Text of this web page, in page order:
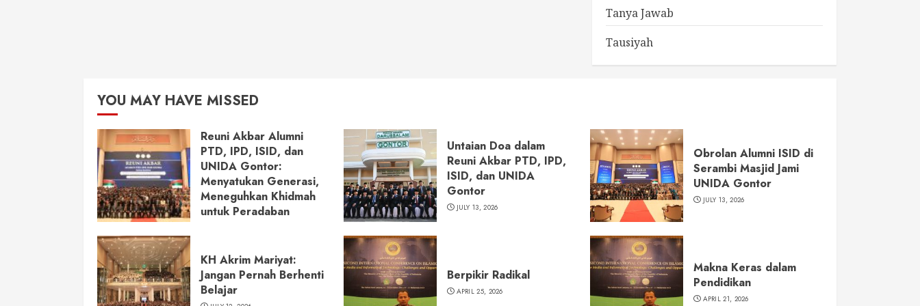
Tanya Jawab
Tausiyah
YOU MAY HAVE MISSED
Reuni Akbar Alumni
PTD, IPD, ISID, dan
UNIDA Gontor:
Menyatukan Generasi,
Meneguhkan Khidmah
untuk Peradaban
Untaian Doa dalam
Reuni Akbar PTD, IPD,
ISID, dan UNIDA
Gontor
JULY 13, 2026
Obrolan Alumni ISID di
Serambi Masjid Jami
UNIDA Gontor
JULY 13, 2026
KH Akrim Mariyat:
Jangan Pernah Berhenti
Belajar
Berpikir Radikal
APRIL 25, 2026
Makna Keras dalam
Pendidikan
APRIL 21, 2026